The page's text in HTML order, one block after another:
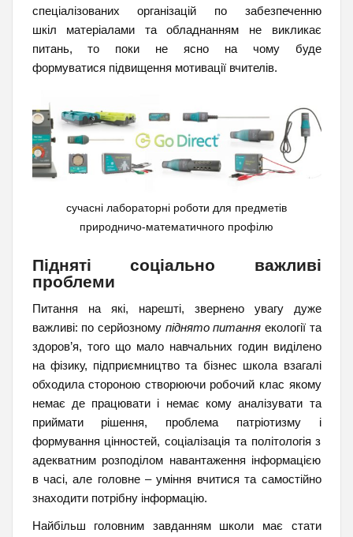
спеціалізованих організацій по забезпеченню
шкіл матеріалами та обладнанням не викликає
питань, то поки не ясно на чому буде
формуватися підвищення мотивації вчителів.
сучасні лабораторні роботи для предметів
природничо-математичного профілю
Підняті соціально важливі
проблеми
Питання на які, нарешті, звернено увагу дуже
важливі: по серйозному піднято питання екології та
здоров’я, того що мало навчальних годин виділено
на фізику, підприємництво та бізнес школа взагалі
обходила стороною створюючи робочий клас якому
немає де працювати і немає кому аналізувати та
приймати рішення, проблема патріотизму і
формування цінностей, соціалізація та політологія з
адекватним розподілом навантаження інформацією
в часі, але головне – уміння вчитися та самостійно
знаходити потрібну інформацію.
Найбільш головним завданням школи має стати